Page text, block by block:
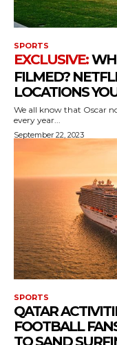
SPORTS
FILMED?
LOCATIONS
We all know that Oscar
every year...
September 22, 2023
SPORTS
QATAR
FOOTBALL
TO SAND